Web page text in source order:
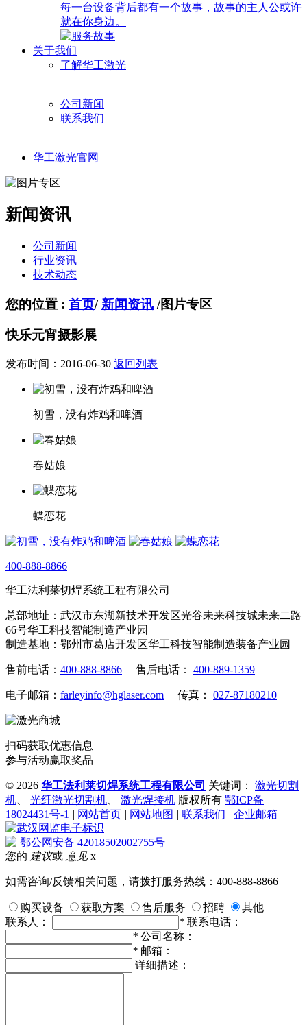
每一台设备背后都有一个故事，故事的主人公或许
就在你身边。
关于我们
了解华工激光
公司新闻
联系我们
华工激光官网
新闻资讯
公司新闻
行业资讯
技术动态
您的位置 : 首页/ 新闻资讯 /图片专区
快乐元宵摄影展
发布时间：2016-06-30 返回列表
初雪，没有炸鸡和啤酒
春姑娘
蝶恋花
400-888-8866
华工法利莱切焊系统工程有限公司
总部地址：武汉市东湖新技术开发区光谷未来科技城未来二路
66号华工科技智能制造产业园
制造基地：鄂州市葛店开发区华工科技智能制造装备产业园
售前电话： 400-888-8866 售后电话： 400-889-1359
电子邮箱： farleyinfo@hglaser.com 传真： 027-87180210
扫码获取优惠信息
参与活动赢取奖品
© 2026 华工法利莱切焊系统工程有限公司 关键词： 激光切割
机
光纤激光切割机 激光焊接机 版权所有 鄂ICP备
18024431号-1 | 网站首页 | 网站地图 | 联系我们 | 企业邮箱 |
鄂公网安备 42018502002755号
您的 建议或 意见 x
如需咨询/反馈相关问题，请拨打服务热线：400-888-8866
购买设备 获取方案 售后服务 招聘
其他
联系人：
* 联系电话：
* 公司名称：
* 邮箱：
详细描述：